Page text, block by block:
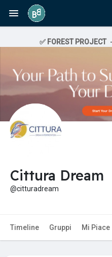
✅ FOREST PROJECT -
Cittura Dream
@citturadream
Timeline Gruppi Mi Piace